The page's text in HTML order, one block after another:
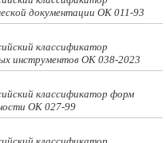
документации ОК 011-93
классификатор
инструментов OK 038-2023
классификатор форм
ОК 027-99